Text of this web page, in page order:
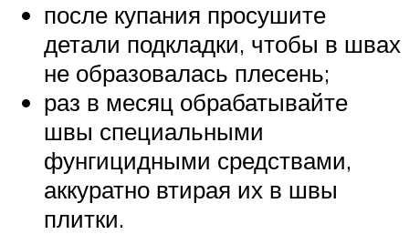
после купания просушите
детали подкладки, чтобы в швах
не образовалась плесень;
раз в месяц обрабатывайте
швы специальными
фунгицидными средствами,
аккуратно втирая их в швы
плитки.